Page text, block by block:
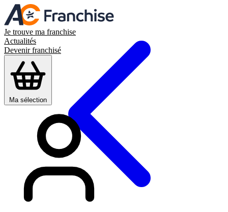
Je trouve ma franchise
Actualités
Devenir franchisé
Ma sélection